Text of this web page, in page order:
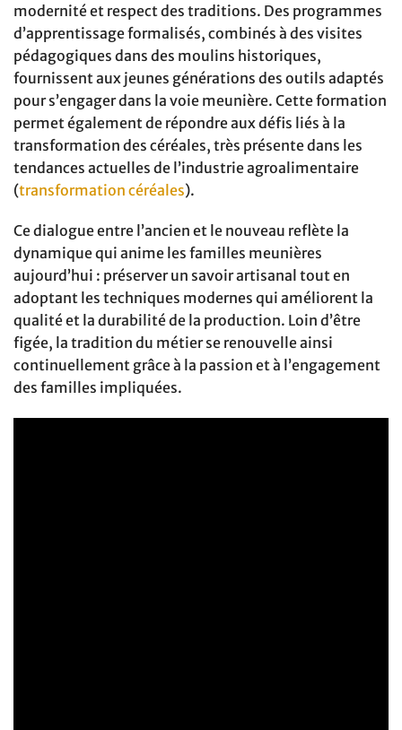
modernité et respect des traditions. Des programmes
d’apprentissage formalisés, combinés à des visites
pédagogiques dans des moulins historiques,
fournissent aux jeunes générations des outils adaptés
pour s’engager dans la voie meunière. Cette formation
permet également de répondre aux défis liés à la
transformation des céréales, très présente dans les
tendances actuelles de l’industrie agroalimentaire
(transformation céréales).
Ce dialogue entre l’ancien et le nouveau reflète la
dynamique qui anime les familles meunières
aujourd’hui : préserver un savoir artisanal tout en
adoptant les techniques modernes qui améliorent la
qualité et la durabilité de la production. Loin d’être
figée, la tradition du métier se renouvelle ainsi
continuellement grâce à la passion et à l’engagement
des familles impliquées.